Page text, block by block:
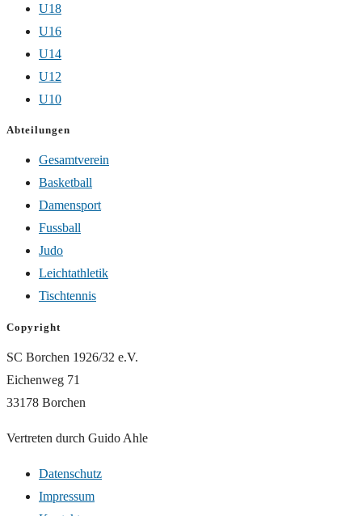
U18
U16
U14
U12
U10
Abteilungen
Gesamtverein
Basketball
Damensport
Fussball
Judo
Leichtathletik
Tischtennis
Copyright
SC Borchen 1926/32 e.V.
Eichenweg 71
33178 Borchen
Vertreten durch Guido Ahle
Datenschutz
Impressum